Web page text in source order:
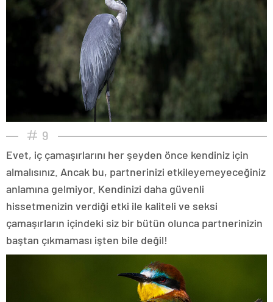
9
Evet, iç çamaşırlarını her şeyden önce kendiniz için
almalısınız. Ancak bu, partnerinizi etkileyemeyeceğiniz
anlamına gelmiyor. Kendinizi daha güvenli
hissetmenizin verdiği etki ile kaliteli ve seksi
çamaşırların içindeki siz bir bütün olunca partnerinizin
baştan çıkmaması işten bile değil!